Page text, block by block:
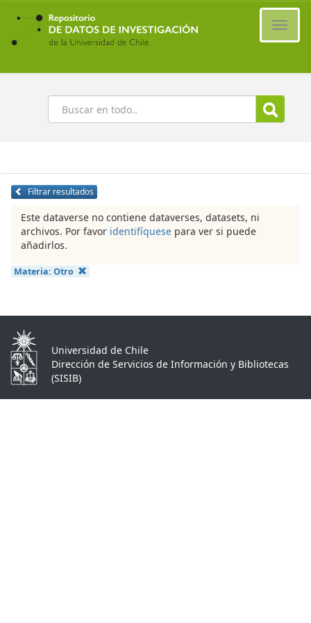
Ir
contenido
principal
Buscar
Filtrar resultados
Este dataverse no contiene dataverses, datasets, ni
archivos. Por favor identifíquese para ver si puede
añadirlos.
Materia: Otro
Universidad de Chile
Dirección de Servicios de Información y Bibliotecas
(SISIB)